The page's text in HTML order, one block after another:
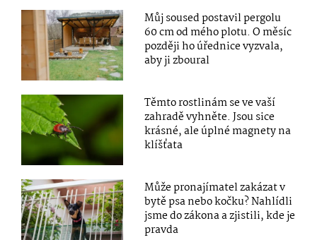
Můj soused postavil pergolu
60 cm od mého plotu. O měsíc
později ho úřednice vyzvala,
aby ji zboural
Těmto rostlinám se ve vaší
zahradě vyhněte. Jsou sice
krásné, ale úplné magnety na
klíšťata
Může pronajímatel zakázat v
bytě psa nebo kočku? Nahlídli
jsme do zákona a zjistili, kde je
pravda